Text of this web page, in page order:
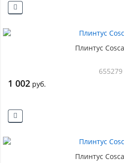
Плинтус
655279
1 002 руб.
Плинтус